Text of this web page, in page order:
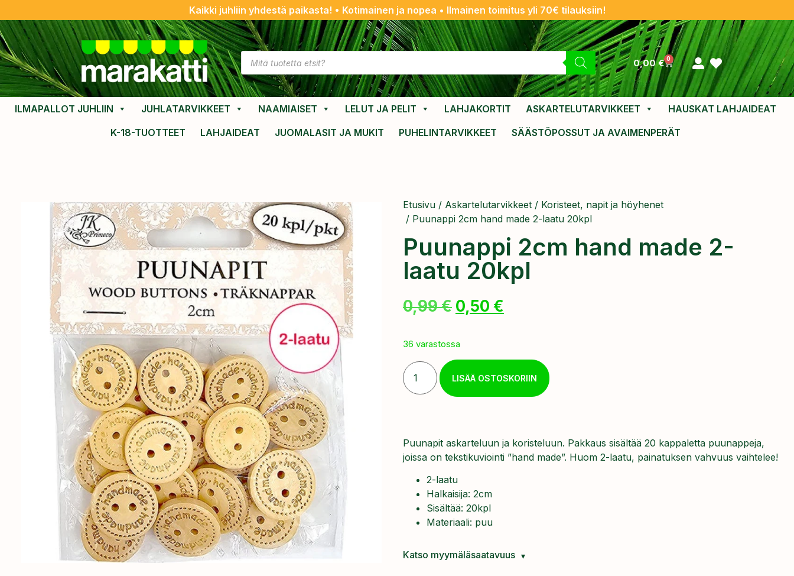
Kaikki juhliin yhdestä paikasta! • Kotimainen ja nopea • Ilmainen toimitus yli 70€ tilauksiin!
0,00€ 0
ILMAPALLOT JUHLIIN JUHLATARVIKKEET NAAMIAISET LELUT JA PELIT LAHJAKORTIT ASKARTELUTARVIKKEET
HAUSKAT LAHJAIDEAT
K-18-TUOTTEET
LAHJAIDEAT JUOMALASIT JA MUKIT PUHELINTARVIKKEET SÄÄSTÖPOSSUT JA AVAIMENPERÄT
Etusivu / Askartelutarvikkeet / Koristeet, napit ja höyhenet
/ Puunappi 2cm hand made 2-laatu 20kpl
Puunappi 2cm hand made 2-
laatu 20kpl
0,99€ 0,50 €
36 varastossa
LISÄÄ OSTOSKORIIN
Puunapit askarteluun ja koristeluun. Pakkaus sisältää 20 kappaletta puunappeja,
joissa on tekstikuviointi ”hand made”. Huom 2-laatu, painatuksen vahvuus vaihtelee!
2-laatu
Halkaisija: 2cm
Sisältää: 20kpl
Materiaali: puu
Katso myymäläsaatavuus